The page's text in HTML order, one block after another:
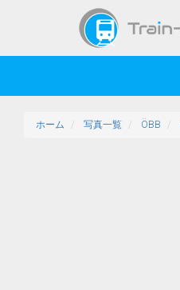
ホーム 写真一覧 ÖBB